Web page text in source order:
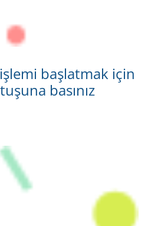
başlatmak için
basınız